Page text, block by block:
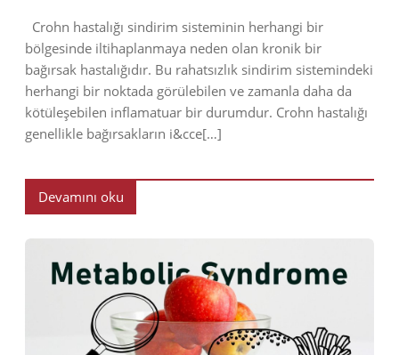
Crohn hastalığı sindirim sisteminin herhangi bir
bölgesinde iltihaplanmaya neden olan kronik bir
bağırsak hastalığıdır. Bu rahatsızlık sindirim sistemindeki
herhangi bir noktada görülebilen ve zamanla daha da
kötüleşebilen inflamatuar bir durumdur. Crohn hastalığı
genellikle bağırsakların i&cce[…]
Devamını oku